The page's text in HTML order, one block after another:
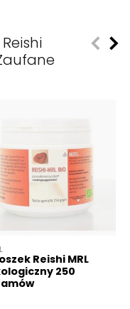
Reishi MRL
250